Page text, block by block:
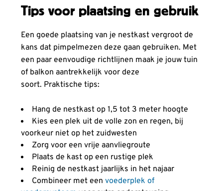
Tips voor plaatsing en gebruik
Een goede plaatsing van je nestkast vergroot de
kans dat pimpelmezen deze gaan gebruiken. Met
een paar eenvoudige richtlijnen maak je jouw tuin
of balkon aantrekkelijk voor deze
soort. Praktische tips:
Hang de nestkast op 1,5 tot 3 meter hoogte
Kies een plek uit de volle zon en regen, bij
voorkeur niet op het zuidwesten
Zorg voor een vrije aanvliegroute
Plaats de kast op een rustige plek
Reinig de nestkast jaarlijks in het najaar
Combineer met een voederplek of